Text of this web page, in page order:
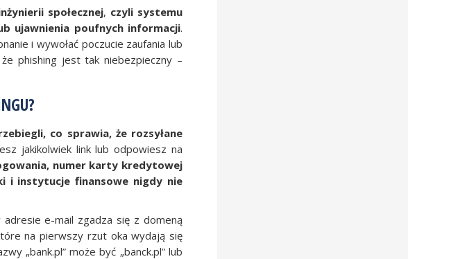
społecznej, czyli systemu
ujawnienia poufnych informacji.
i wywołać poczucie zaufania lub
phishing jest tak niebezpieczny –
co sprawia, że rozsyłane
jakikolwiek link lub odpowiesz na
numer karty kredytowej
i instytucje finansowe nigdy nie
e-mail zgadza się z domeną
na pierwszy rzut oka wydają się
„bank.pl” może być „banck.pl” lub